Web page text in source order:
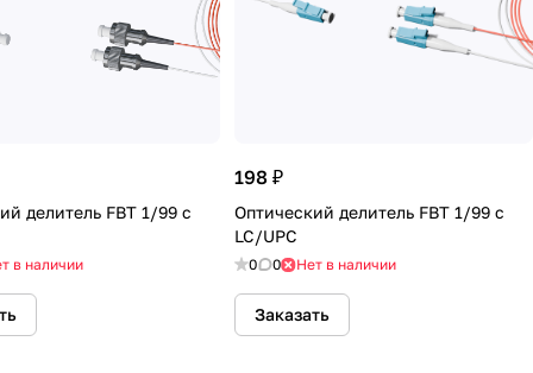
делитель FBT 1/99 с
в наличии
198 ₽
Оптический делитель FBT 1/99 с
LC/UPC
0 0 Нет в наличии
Заказать